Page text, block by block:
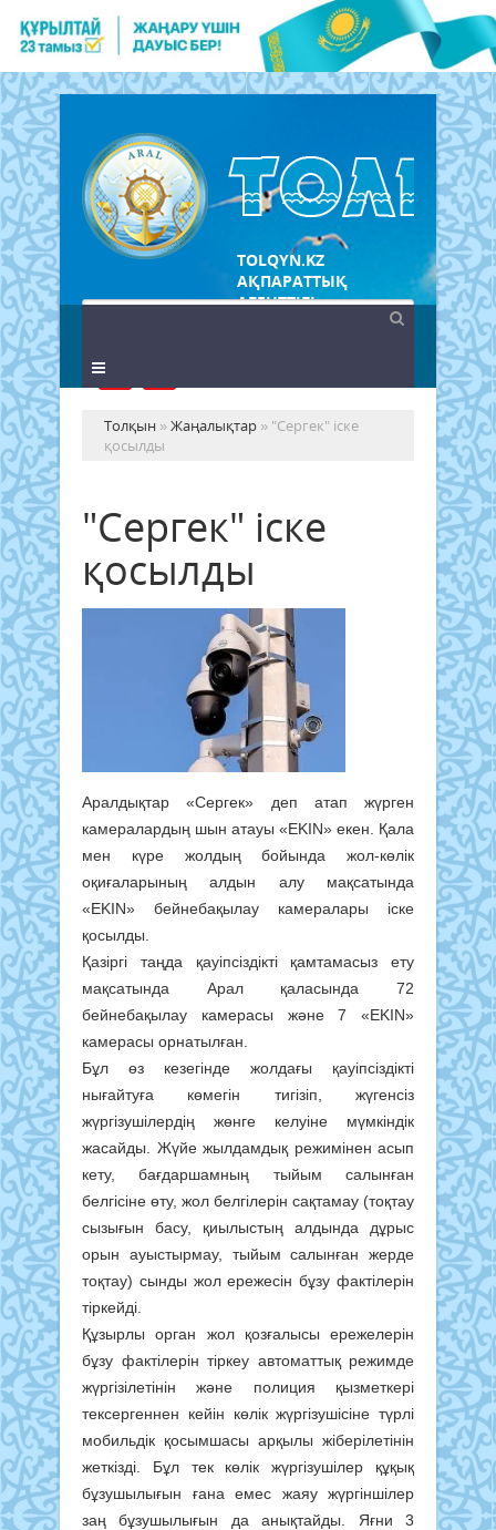
TOLQYN.KZ
АҚПАРАТТЫҚ
АГЕНТТІГІ
Толқын »Жаңалықтар » "Сергек" іске
қосылды
"Сергек" іске
қосылды
Аралдықтар «Сергек» деп атап жүрген
камералардың шын атауы «EKIN» екен. Қала
мен күре жолдың бойында жол-көлік
оқиғаларының алдын алу мақсатында
«EKIN» бейнебақылау камералары іске
қосылды.
Қазіргі таңда қауіпсіздікті қамтамасыз ету
мақсатында Арал қаласында 72
бейнебақылау камерасы және 7 «EKIN»
камерасы орнатылған.
Бұл өз кезегінде жолдағы қауіпсіздікті
нығайтуға көмегін тигізіп, жүгенсіз
жүргізушілердің жөнге келуіне мүмкіндік
жасайды. Жүйе жылдамдық режимінен асып
кету, бағдаршамның тыйым салынған
белгісіне өту, жол белгілерiн сақтамау (тоқтау
сызығын басу, қиылыстың алдында дұрыс
орын ауыстырмау, тыйым салынған жерде
тоқтау) сынды жол ережесін бұзу фактілерін
тіркейді.
Құзырлы орган жол қозғалысы ережелерін
бұзу фактілерін тіркеу автоматтық режимде
жүргізілетінін және полиция қызметкері
тексергеннен кейін көлік жүргізушісіне түрлі
мобильдік қосымшасы арқылы жіберілетінін
жеткізді. Бұл тек көлік жүргізушілер құқық
бұзушылығын ғана емес жаяу жүргіншілер
заң бұзушылығын да анықтайды. Яғни 3